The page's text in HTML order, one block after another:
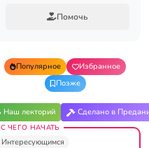
Помочь
Популярное
Избранное
Позже
Наш лекторий Сделано в
С ЧЕГО НАЧАТЬ
Интересующимся